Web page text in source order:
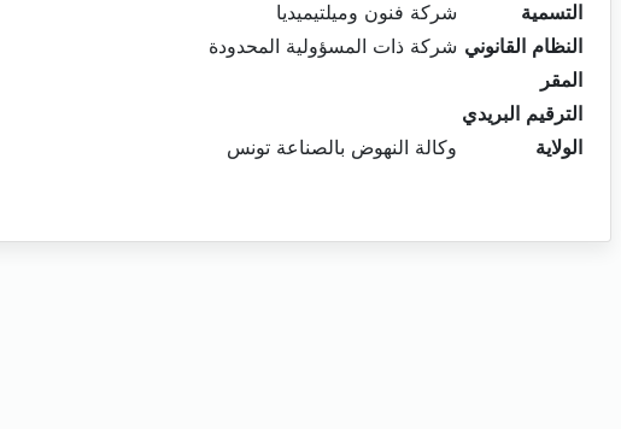
التسمية
شركة فنون وميلتيميديا
النظام القانوني شركة ذات المسؤولية المحدودة
المقر
الترقيم البريدي
الولاية
وكالة النهوض بالصناعة تونس